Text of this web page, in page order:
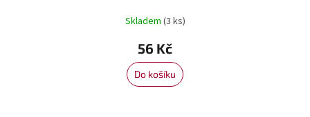
Skladem (3 ks)
56 Kč
Do košíku